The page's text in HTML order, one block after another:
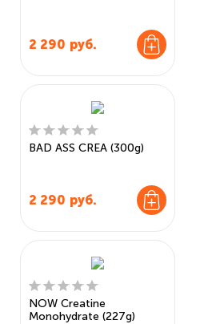
2 290 руб.
BAD ASS CREA (300g)
2 290 руб.
NOW Creatine
Monohydrate (227g)